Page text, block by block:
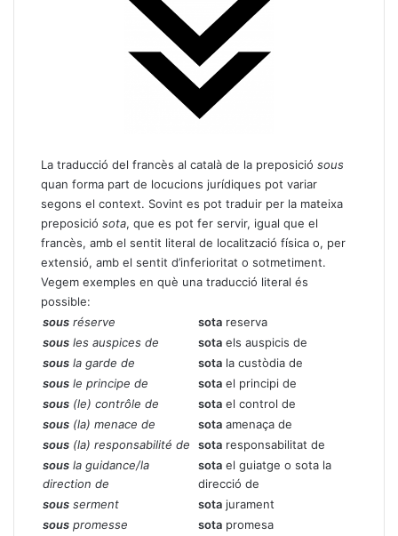
La traducció del francès al català de la preposició sous
quan forma part de locucions jurídiques pot variar
segons el context. Sovint es pot traduir per la mateixa
preposició sota, que es pot fer servir, igual que el
francès, amb el sentit literal de localització física o, per
extensió, amb el sentit d’inferioritat o sotmetiment.
Vegem exemples en què una traducció literal és
possible:
sous réserve sota reserva
sous les auspices de sota els auspicis de
sous la garde de sota la custòdia de
sous le principe de sota el principi de
sous (le) contrôle de sota el control de
sous (la) menace de sota amenaça de
sous (la) responsabilité de sota responsabilitat de
sous la guidance/la
direction de
sota el guiatge o sota la
direcció de
sous serment sota jurament
sous promesse sota promesa